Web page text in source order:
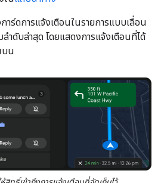
าร์ดการแจ้งเตือนในรายการแบบเลื่อน
ลำดับล่าสุด โดยแสดงการแจ้งเตือนที่ได้
บน